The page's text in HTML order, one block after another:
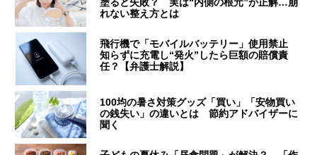
塗ると失敗？ 実は“内側の根元”が正解…崩
れない整え方とは
飛行機で「モバイルバッテリー」使用禁止
知らずに充電し“発火”したら巨額の賠償責
任？【弁護士解説】
100均の暑さ対策グッズ「買い」「安物買い
の銭失い」の違いとは 節約アドバイザーに
聞く